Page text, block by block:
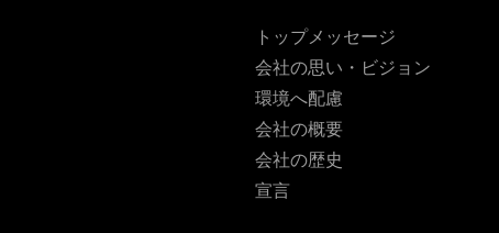
トップメッセージ
会社の思い・ビジョン
環境へ配慮
会社の概要
会社の歴史
宣言